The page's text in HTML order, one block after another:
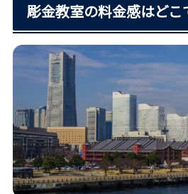
彫金教室の料金感はど